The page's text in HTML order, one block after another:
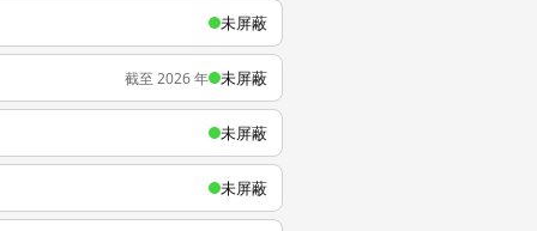
未屏蔽
截至 2026 年 未屏蔽
未屏蔽
未屏蔽